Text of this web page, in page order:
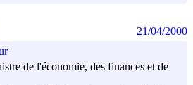
de l'économie, des finances et de
21/04/2000